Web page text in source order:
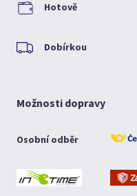
Hotově
Dobírkou
Možnosti dopravy
Osobní odběr